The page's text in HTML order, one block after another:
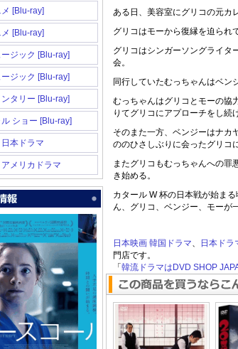
[Blu-ray]
[Blu-ray]
ージック [Blu-ray]
ジック [Blu-ray]
ンタリー [Blu-ray]
ショー [Blu-ray]
本ドラマ
メリカドラマ
ある日、美容室にグリコの元カ
グリコはモーから復縁を迫られ
グリコはシンガーソングライタ
会。
同行していたむっちゃんはベン
むっちゃんはグリコとモーの協
りてグリコにアプローチをし続
そのまた一方、ベンジーはナカ
ののひさしぶりに会ったグリコ
またグリコもむっちゃんへの罪
き始める。
カタール W 杯の日本戦が始ま
ん、グリコ、ベンジー、モーが
日本映画 韓国ドラマ、 日本ドラ
門店です。
「 韓流ドラマはDVD SHOP